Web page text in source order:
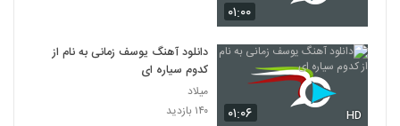
۰۱:۰۰
۰۱:۰۶ HD
دانلود آهنگ یوسف زمانی به نام از
کدوم سیاره ای
میلاد
۱۴۰ بازدید